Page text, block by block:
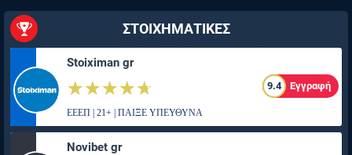
ΣΤΟΙΧΗΜΑΤΙΚΕΣ
Stoiximan gr
☆☆☆☆☆
★★★★★ 9.4 Εγγραφή
ΕΕΕΠ | 21+ | ΠΑΙΞΕ ΥΠΕΥΘΥΝΑ
Novibet gr